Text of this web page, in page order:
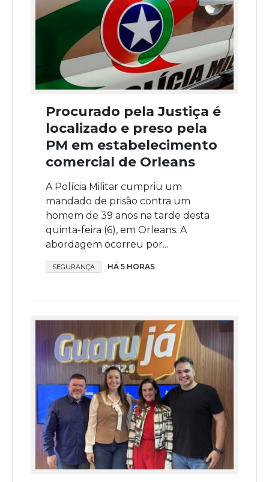
Procurado pela Justiça é
localizado e preso pela
PM em estabelecimento
comercial de Orleans
A Polícia Militar cumpriu um
mandado de prisão contra um
homem de 39 anos na tarde desta
quinta-feira (6), em Orleans. A
abordagem ocorreu por...
SEGURANÇA HÁ 5 HORAS